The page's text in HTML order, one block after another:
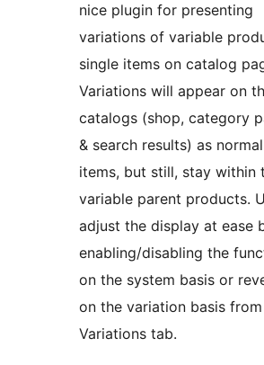
nice plugin for presenting
variations of variable
single items on catalog
Variations will appear on
catalogs (shop, category
& search results) as
items, but still, stay within
variable parent products.
adjust the display at ease
enabling/disabling the
on the system basis or
on the variation basis
Variations tab.